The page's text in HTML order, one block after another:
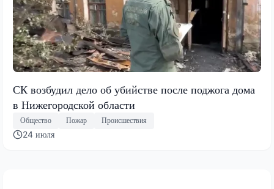
СК возбудил дело об убийстве после поджога дома
в Нижегородской области
Общество Пожар Происшествия
24 июля